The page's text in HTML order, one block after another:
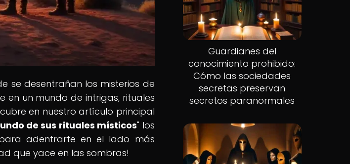
se desentrañan los misterios de
en un mundo de intrigas, rituales
en nuestro artículo principal
de sus rituales místicos" los
adentrarte en el lado más
que yace en las sombras!
Guardianes del
conocimiento prohibido:
Cómo las sociedades
secretas preservan
secretos paranormales